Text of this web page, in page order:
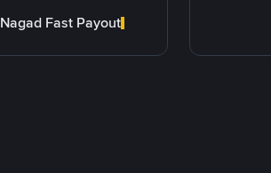
Nagad Fast Payout